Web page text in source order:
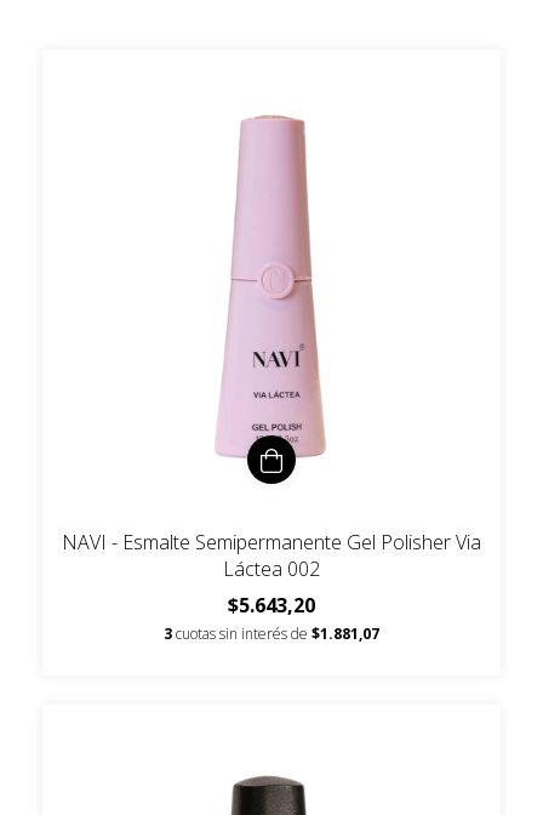
NAVI - Esmalte Semipermanente Gel Polisher Via
Láctea 002
$5.643,20
3cuotas sin interés de $1.881,07